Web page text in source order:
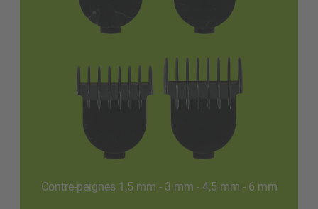
Contre-peignes 1,5 mm - 3 mm - 4,5 mm - 6 mm